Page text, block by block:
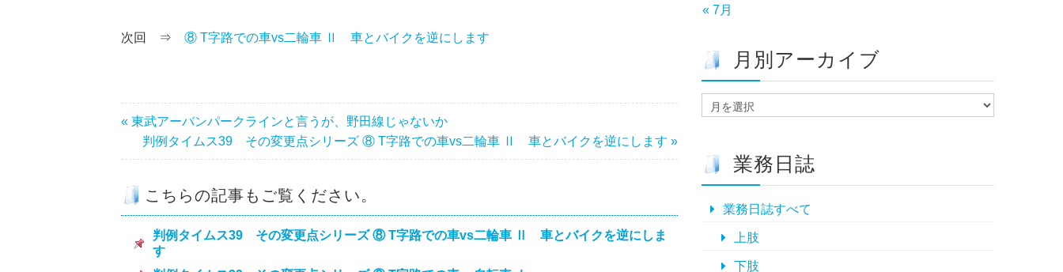
次回 ⇒ ⑧ T字路での車vs二輪車 Ⅱ 車とバイクを逆にします
« 東武アーバンパークラインと言うが、野田線じゃないか
判例タイムス39 その変更点シリーズ ⑧ T字路での車vs二輪車 Ⅱ 車とバイクを逆にします »
こちらの記事もご覧ください。
判例タイムス39 その変更点シリーズ ⑧ T字路での車vs二輪車 Ⅱ 車とバイクを逆にしま
す
« 7月
月別アーカイブ
別
カ
業務日誌
業務日誌すべて
上肢
下肢